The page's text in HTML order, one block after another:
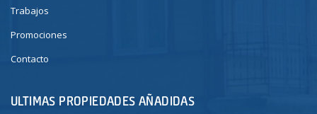
Trabajos
Promociones
Contacto
ULTIMAS PROPIEDADES AÑADIDAS